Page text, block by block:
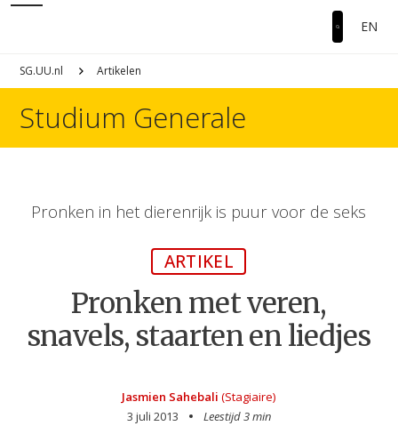
EN
SG.UU.nl Artikelen
Studium Generale
Pronken in het dierenrijk is puur voor de seks
ARTIKEL
Pronken met veren,
snavels, staarten en liedjes
Jasmien Sahebali (Stagiaire)
3 juli 2013
Leestijd 3 min